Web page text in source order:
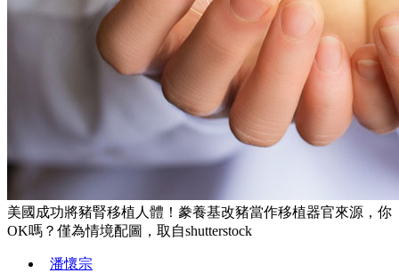
美國成功將豬腎移植人體！豢養基改豬當作移植器官來源，你
OK嗎？僅為情境配圖，取自shutterstock
潘懷宗